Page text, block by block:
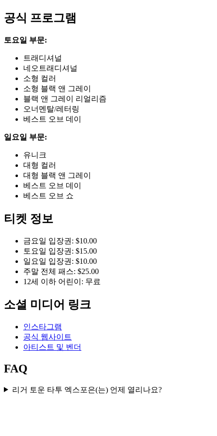
공식 프로그램
토요일 부문:
트래디셔널
네오트래디셔널
소형 컬러
소형 블랙 앤 그레이
블랙 앤 그레이 리얼리즘
오너멘탈/레터링
베스트 오브 데이
일요일 부문:
유니크
대형 컬러
대형 블랙 앤 그레이
베스트 오브 데이
베스트 오브 쇼
티켓 정보
금요일 입장권: $10.00
토요일 입장권: $15.00
일요일 입장권: $10.00
주말 전체 패스: $25.00
12세 이하 어린이: 무료
소셜 미디어 링크
인스타그램
공식 웹사이트
아티스트 및 벤더
FAQ
리거 토운 타투 엑스포은(는) 언제 열리나요?